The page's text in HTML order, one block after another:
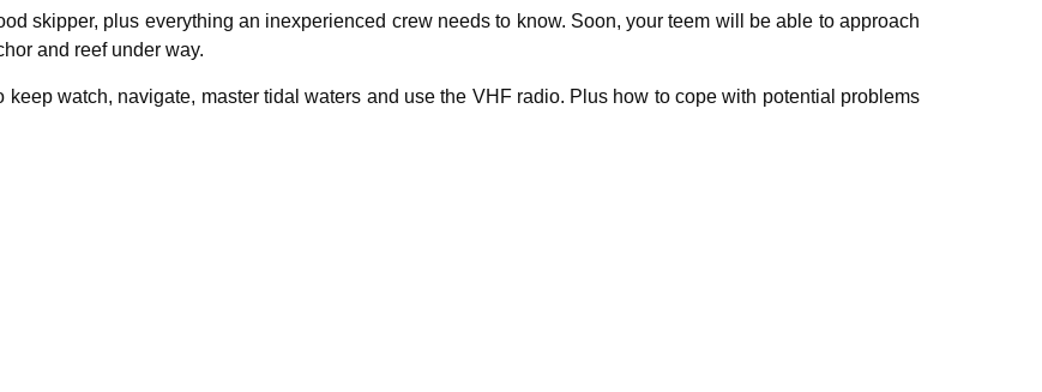
skipper, plus everything an inexperienced crew needs to know. Soon, your teem will be able to approach
and reef under way.
watch, navigate, master tidal waters and use the VHF radio. Plus how to cope with potential problems